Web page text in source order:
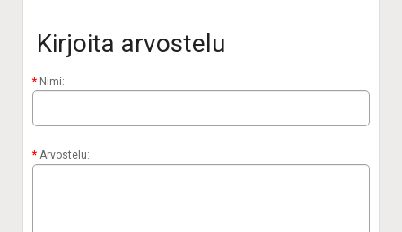
Kirjoita arvostelu
Nimi:
Arvostelu: